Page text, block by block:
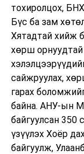
тохиролцох,
Бүс ба зам
Хятадтай хийж
хөрш орнуудтай
сайжруулах,
гарах
байна. АНУ-ын
байгуулсан 350
үзүүлэх Хоёр
байгуулж,